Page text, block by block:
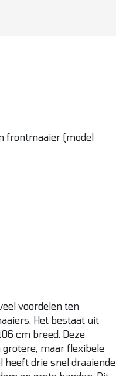
frontmaaier (model
voordelen ten
Het bestaat uit
cm breed. Deze
maar flexibele
heeft drie snel draaiende